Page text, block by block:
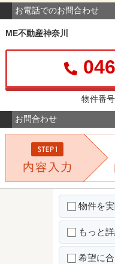
お電話でのお問合わせ
ME不動産神奈川
物件番
お問合わせ
物件を
もっと
希望に